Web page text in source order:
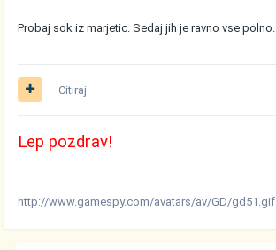
Probaj sok iz marjetic. Sedaj jih je ravno vse polno.
Citiraj
Lep pozdrav!
http://www.gamespy.com/avatars/av/GD/gd51.gif